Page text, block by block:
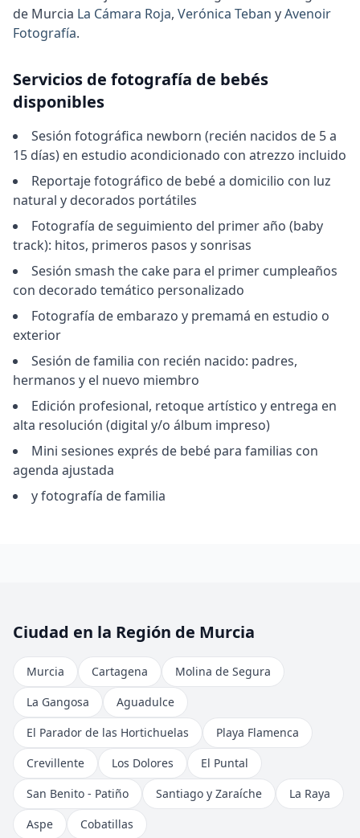
de Murcia La Cámara Roja, Verónica Teban yAvenoir
Fotografía.
Servicios de fotografía de bebés
disponibles
Sesión fotográfica newborn (recién nacidos de 5 a
15 días) en estudio acondicionado con atrezzo incluido
Reportaje fotográfico de bebé a domicilio con luz
natural y decorados portátiles
Fotografía de seguimiento del primer año (baby
track): hitos, primeros pasos y sonrisas
Sesión smash the cake para el primer cumpleaños
con decorado temático personalizado
Fotografía de embarazo y premamá en estudio o
exterior
Sesión de familia con recién nacido: padres,
hermanos y el nuevo miembro
Edición profesional, retoque artístico y entrega en
alta resolución (digital y/o álbum impreso)
Mini sesiones exprés de bebé para familias con
agenda ajustada
y fotografía de familia
Ciudad en la Región de Murcia
Murcia Cartagena
Molina de Segura
La Gangosa
Aguadulce
El Parador de las Hortichuelas
Playa Flamenca
Crevillente
Los Dolores
El Puntal
San Benito - Patiño
Santiago y Zaraíche
La Raya
Aspe
Cobatillas